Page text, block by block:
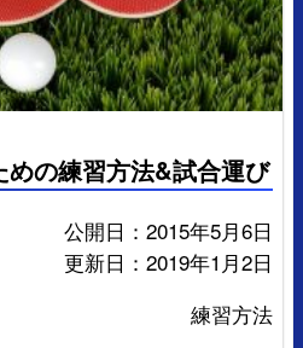
めの練習方法&試合運び
公開日：2015年5月6日
更新日：2019年1月2日
練習方法